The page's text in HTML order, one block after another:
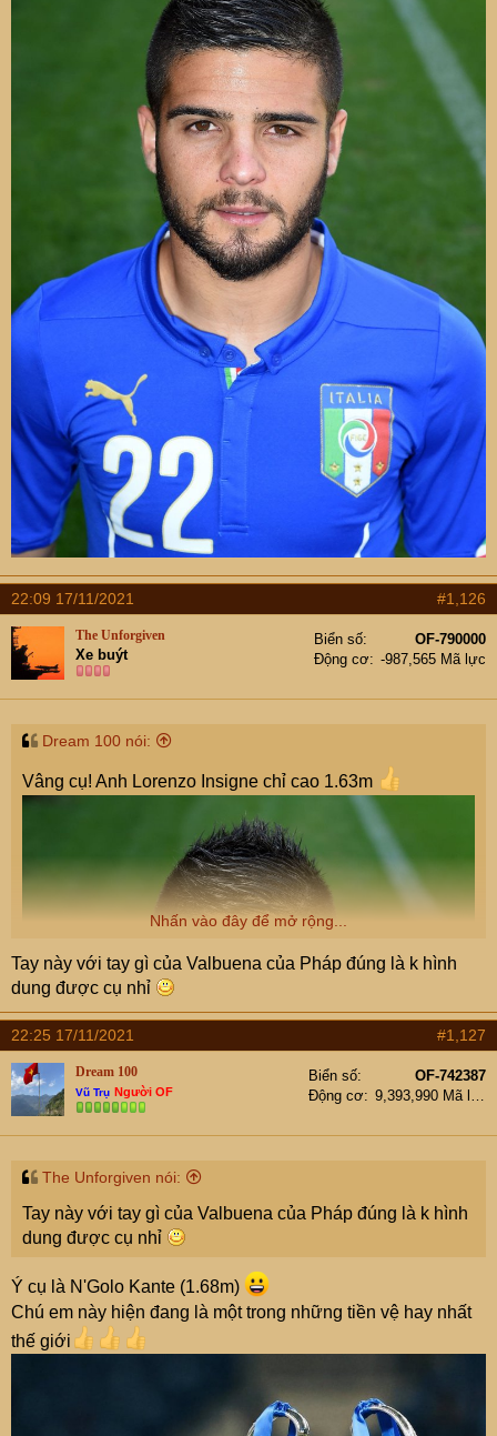
22:09 17/11/2021 #1,126
The Unforgiven
Xe buýt
Biển số
OF-790000
Động cơ
-987,565 Mã lực
Dream 100 nói:
Vâng cụ! Anh Lorenzo Insigne chỉ cao 1.63m
Nhấn vào đây để mở rộng...
Tay này với tay gì của Valbuena của Pháp đúng là k hình
dung được cụ nhỉ
22:25 17/11/2021 #1,127
Dream 100
Vũ Trụ Người OF
Biển số
OF-742387
Động cơ
9,393,990 Mã lực
The Unforgiven nói:
Tay này với tay gì của Valbuena của Pháp đúng là k hình
dung được cụ nhỉ
Ý cụ là N'Golo Kante (1.68m)
Chú em này hiện đang là một trong những tiền vệ hay nhất
thế giới